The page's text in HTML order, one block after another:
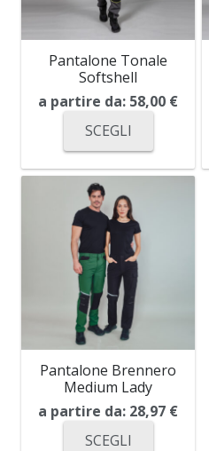
Pantalone Tonale
Softshell
a partire da: 58,00 €
SCEGLI
Pantalone Brennero
Medium Lady
a partire da: 28,97 €
SCEGLI